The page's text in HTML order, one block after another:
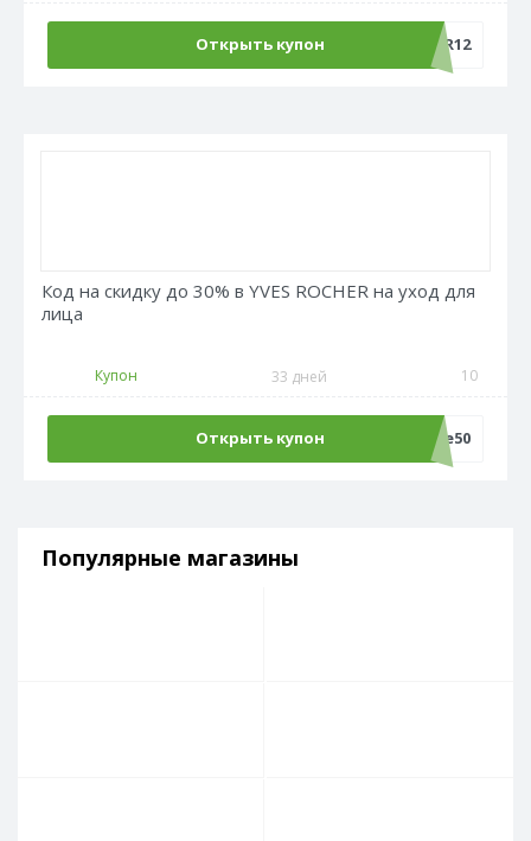
Открыть купон REPETITOR12
Код на скидку до 30% в YVES ROCHER на уход для
лица
Купон 33 дней 10
Открыть купон Sale50
Популярные магазины